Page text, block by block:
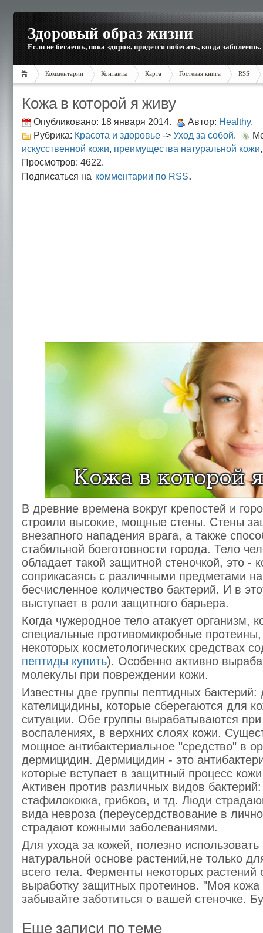
Здоровый образ жизни
Если не бегаешь, пока здоров, придется побегать, когда заболеешь.
Комментарии Контакты Карта Гостевая книга RSS
Кожа в которой я живу
Опубликовано: 18 января 2014. Автор: Healthy.
Рубрика: Красота и здоровье -> Уход за собой.
искусственной кожи, преимущества натуральной кожи
Просмотров: 4622.
Подписаться на комментарии по RSS.
В древние времена вокруг крепостей и
строили высокие, мощные стены. Стены
внезапного нападения врага, а также
стабильной боеготовности города. Тело
обладает такой защитной стеночкой, это -
соприкасаясь с различными предметами
бесчисленное количество бактерий. И в
выступает в роли защитного барьера.
Когда чужеродное тело атакует организм,
специальные противомикробные
некоторых косметологических средствах
пептиды купить). Особенно активно
молекулы при повреждении кожи.
Известны две группы пептидных
кателицидины, которые сберегаются для
ситуации. Обе группы вырабатываются
воспалениях, в верхних слоях кожи.
мощное антибактериальное "средство" в
дермицидин. Дермицидин - это
которые вступает в защитный процесс
Активен против различных видов
стафилококка, грибков, и тд. Люди
вида невроза (переусердствование в
страдают кожными заболеваниями.
Для ухода за кожей, полезно
натуральной основе растений,не только
всего тела. Ферменты некоторых растений
выработку защитных протеинов. "Моя кожа
забывайте заботиться о вашей стеночке.
Еще записи по теме